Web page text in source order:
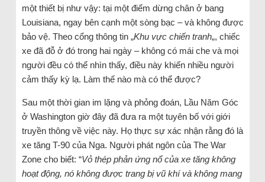
một thiết bị như vậy: tại một điểm dừng chân ở bang
Louisiana, ngay bên cạnh một sòng bạc – và không được
bảo vệ. Theo cổng thông tin „Khu vực chiến tranh„, chiếc
xe đã đỗ ở đó trong hai ngày – không có mái che và mọi
người đều có thể nhìn thấy, điều này khiến nhiều người
cảm thấy kỳ lạ. Làm thế nào mà có thể được?
Sau một thời gian im lặng và phỏng đoán, Lầu Năm Góc
ở Washington giờ đây đã đưa ra một tuyên bố với giới
truyền thông về việc này. Họ thực sự xác nhận rằng đó là
xe tăng T-90 của Nga. Người phát ngôn của The War
Zone cho biết: “Vỏ thép phản ứng nổ của xe tăng không
hoạt động, nó không được trang bị vũ khí và không mang